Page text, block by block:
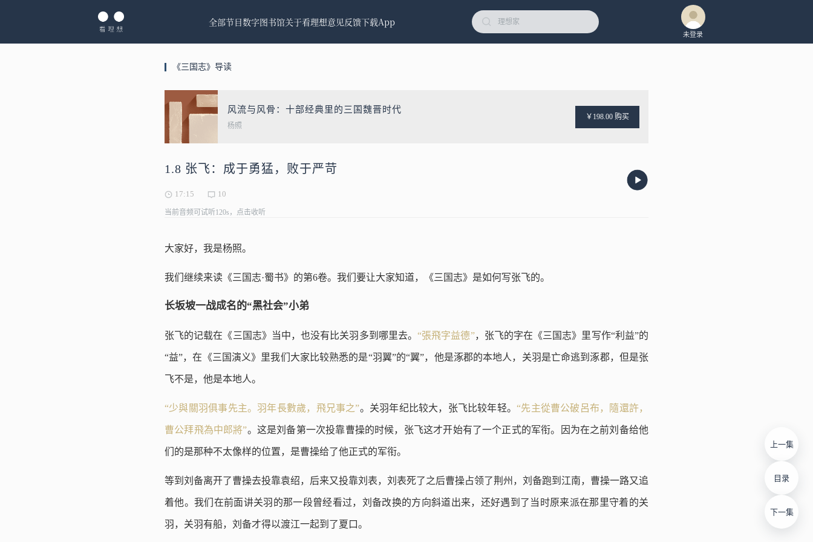
全部节目数字图书馆关于看理想意见反馈下载App
未登录
《三国志》导读
风流与风骨：十部经典里的三国魏晋时代
杨照
￥198.00 购买
1.8 张飞：成于勇猛，败于严苛
17:15 10
当前音频可试听120s，点击收听
上一集
目录
下一集
大家好，我是杨照。
我们继续来读《三国志·蜀书》的第6卷。我们要让大家知道，《三国志》是如何写张飞的。
长坂坡一战成名的“黑社会”小弟
张飞的记载在《三国志》当中，也没有比关羽多到哪里去。“張飛字益德”，张飞的字在《三国志》里写作“利益”的
“益”，在《三国演义》里我们大家比较熟悉的是“羽翼”的“翼”，他是涿郡的本地人，关羽是亡命逃到涿郡，但是张
飞不是，他是本地人。
“少與關羽俱事先主。羽年長數歲，飛兄事之”。关羽年纪比较大，张飞比较年轻。“先主從曹公破呂布，隨還許，
曹公拜飛為中郎將”。这是刘备第一次投靠曹操的时候，张飞这才开始有了一个正式的军衔。因为在之前刘备给他
们的是那种不太像样的位置，是曹操给了他正式的军衔。
等到刘备离开了曹操去投靠袁绍，后来又投靠刘表，刘表死了之后曹操占领了荆州，刘备跑到江南，曹操一路又追
着他。我们在前面讲关羽的那一段曾经看过，刘备改换的方向斜道出来，还好遇到了当时原来派在那里守着的关
羽，关羽有船，刘备才得以渡江一起到了夏口。